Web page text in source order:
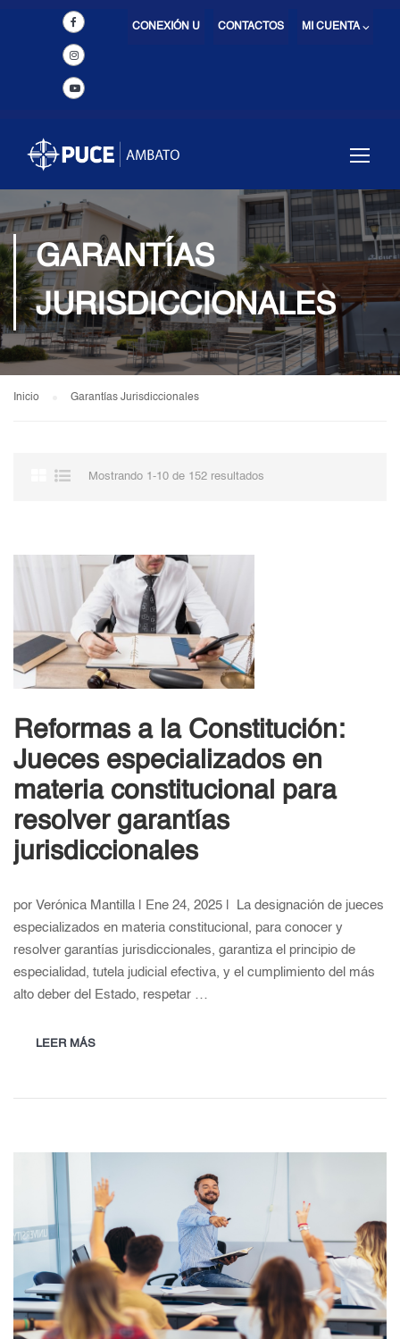
MI CUENTA ⌵
CONTACTOS
CONEXIÓN U
GARANTÍAS
JURISDICCIONALES
Inicio Garantías Jurisdiccionales
Mostrando 1-10 de 152 resultados
Reformas a la Constitución:
Jueces especializados en
materia constitucional para
resolver garantías
jurisdiccionales
por Verónica Mantilla | Ene 24, 2025 | La designación de jueces
especializados en materia constitucional, para conocer y
resolver garantías jurisdiccionales, garantiza el principio de
especialidad, tutela judicial efectiva, y el cumplimiento del más
alto deber del Estado, respetar …
LEER MÁS